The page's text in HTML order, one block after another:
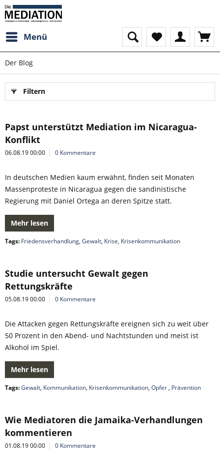
Menü
Der Blog
Filtern
Papst unterstützt Mediation im Nicaragua-
Konflikt
06.08.19 00:00 0 Kommentare
In deutschen Medien kaum erwähnt, finden seit Monaten
Massenproteste in Nicaragua gegen die sandinistische
Regierung mit Daniel Ortega an deren Spitze statt.
Mehr lesen
Tags: Friedensverhandlung, Gewalt, Krise, Krisenkommunikation
Studie untersucht Gewalt gegen
Rettungskräfte
05.08.19 00:00 0 Kommentare
Die Attacken gegen Rettungskräfte ereignen sich zu weit über
50 Prozent in den Abend- und Nachtstunden und meist ist
Alkohol im Spiel.
Mehr lesen
Tags:Gewalt, Kommunikation, Krisenkommunikation, Opfer, Prävention
Wie Mediatoren die Jamaika-Verhandlungen
kommentieren
01.08.19 00:00 0 Kommentare